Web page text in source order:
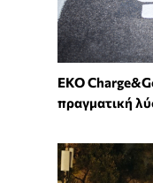
EKO
πραγματική